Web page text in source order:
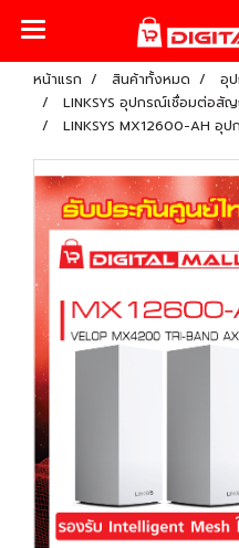
หน้าแรก สินค้าทั้งหมด
อุ
LINKSYS อุปกรณ์เชื่อมต่อสั
LINKSYS MX12600-AH